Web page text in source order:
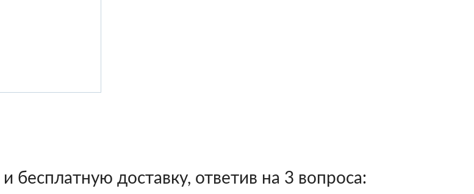
и бесплатную доставку, ответив на 3 вопроса: